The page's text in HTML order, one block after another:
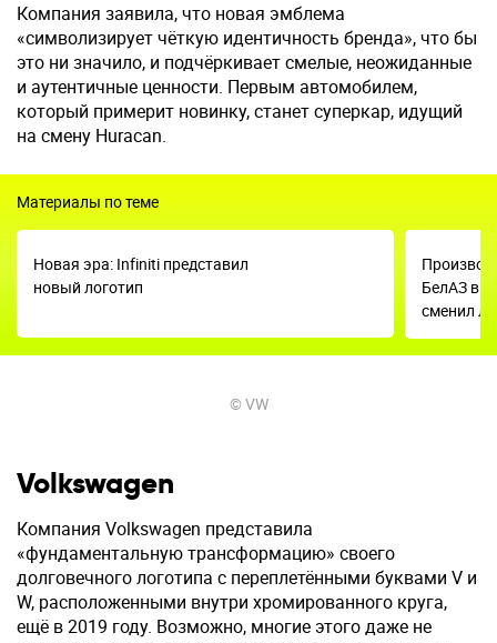
Компания заявила, что новая эмблема
«символизирует чёткую идентичность бренда», что бы
это ни значило, и подчёркивает смелые, неожиданные
и аутентичные ценности. Первым автомобилем,
который примерит новинку, станет суперкар, идущий
на смену Huracan.
Материалы по теме
Новая эра: Infiniti представил
новый логотип
БелАЗ
сменил
© VW
Volkswagen
Компания Volkswagen представила
«фундаментальную трансформацию» своего
долговечного логотипа с переплетёнными буквами V и
W, расположенными внутри хромированного круга,
ещё в 2019 году. Возможно, многие этого даже не